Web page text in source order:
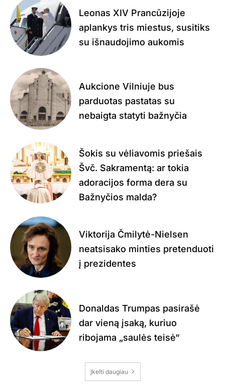
Leonas XIV Prancūzijoje
aplankys tris miestus, susitiks
su išnaudojimo aukomis
Aukcione Vilniuje bus
parduotas pastatas su
nebaigta statyti bažnyčia
Šokis su vėliavomis priešais
Švč. Sakramentą: ar tokia
adoracijos forma dera su
Bažnyčios malda?
Viktorija Čmilytė-Nielsen
neatsisako minties pretenduoti
į prezidentes
Donaldas Trumpas pasirašė
dar vieną įsaką, kuriuo
ribojama „saulės teisė“
Įkelti daugiau